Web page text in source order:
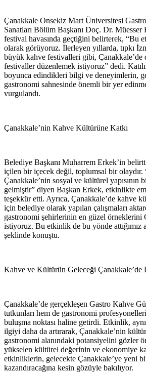
Çanakkale Onsekiz Mart Üniversitesi
Sanatları Bölüm Başkanı Doç. Dr.
festival havasında geçtiğini belirterek, “Bu
olarak görüyoruz. İlerleyen yıllarda, tıpkı
büyük kahve festivalleri gibi,
festivaller düzenlemek istiyoruz” dedi.
boyunca edindikleri bilgi ve deneyimlerin,
gastronomi sahnesinde önemli bir yer
vurgulandı.
Çanakkale’nin Kahve Kültürüne Katkı
Belediye Başkanı Muharrem Erkek’in
içilen bir içecek değil, toplumsal bir
Çanakkale’nin sosyal ve kültürel yapısının
gelmiştir” diyen Başkan Erkek, etkinlikte
teşekkür etti. Ayrıca, Çanakkale’de kahve
için belediye olarak yapılan çalışmaları
gastronomi şehirlerinin en güzel örneklerini
istiyoruz. Bu etkinlik de bu yönde attığımız
şeklinde konuştu.
Kahve ve Kültürün Geleceği Çanakkale’de
Çanakkale’de gerçekleşen Gastro Kahve
tutkunları hem de gastronomi
buluşma noktası haline getirdi. Etkinlik,
ilgiyi daha da artırarak, Çanakkale’nin
gastronomi alanındaki potansiyelini gözler
yükselen kültürel değerinin ve ekonomiye
etkinliklerin, gelecekte Çanakkale’ye yeni
kazandıracağına kesin gözüyle bakılıyor.